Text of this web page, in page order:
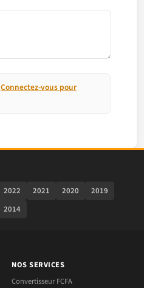
Connectez-vous pour
2022 2021 2020
2019
2014
NOS SERVICES
Convertisseur FCFA